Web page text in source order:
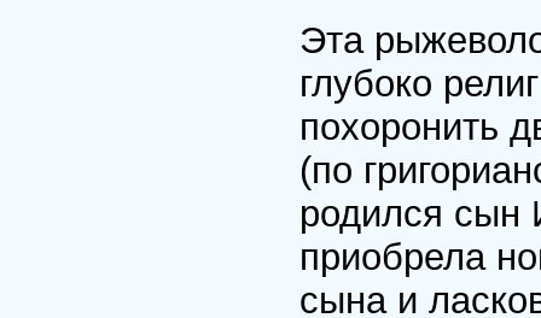
Эта
глубоко
похоронить
(по
родился сын
приобрела
сына и